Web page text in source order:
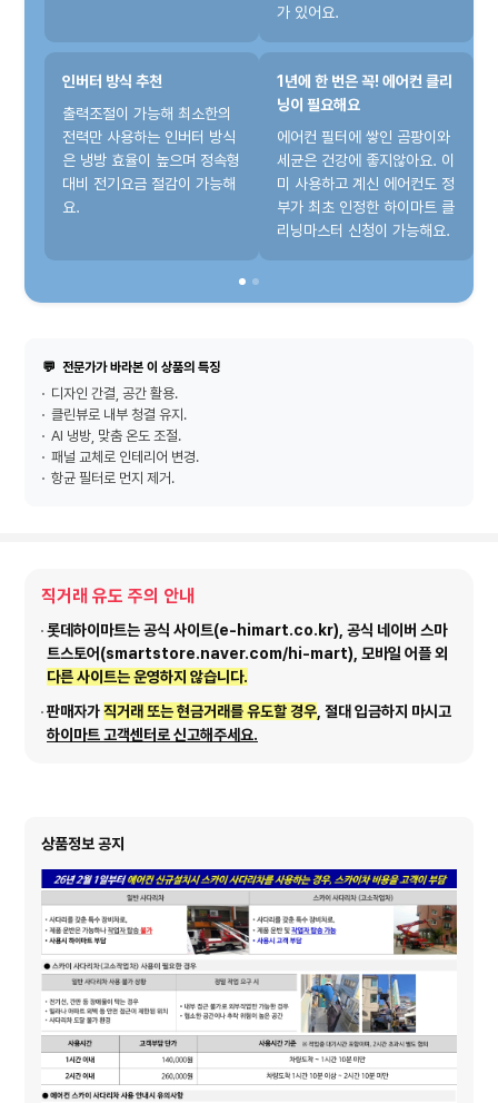
인버터 방식 추천
출력조절이 가능해 최소한의
전력만 사용하는 인버터 방식
은 냉방 효율이 높으며 정속형
대비 전기요금 절감이 가능해
요.
가 있어요.
1년에 한 번은 꼭! 에어컨 클리
닝이 필요해요
에어컨 필터에 쌓인 곰팡이와
세균은 건강에 좋지않아요. 이
미 사용하고 계신 에어컨도 정
부가 최초 인정한 하이마트 클
리닝마스터 신청이 가능해요.
💬 전문가가 바라본 이 상품의 특징
디자인 간결, 공간 활용.
클린뷰로 내부 청결 유지.
AI 냉방, 맞춤 온도 조절.
패널 교체로 인테리어 변경.
항균 필터로 먼지 제거.
직거래 유도 주의 안내
롯데하이마트는 공식 사이트(e-himart.co.kr), 공식 네이버 스마
트스토어(smartstore.naver.com/hi-mart), 모바일 어플 외
다른 사이트는 운영하지 않습니다.
판매자가직거래 또는 현금거래를 유도할 경우, 절대 입금하지 마시고
하이마트 고객센터로 신고해주세요.
상품정보 공지